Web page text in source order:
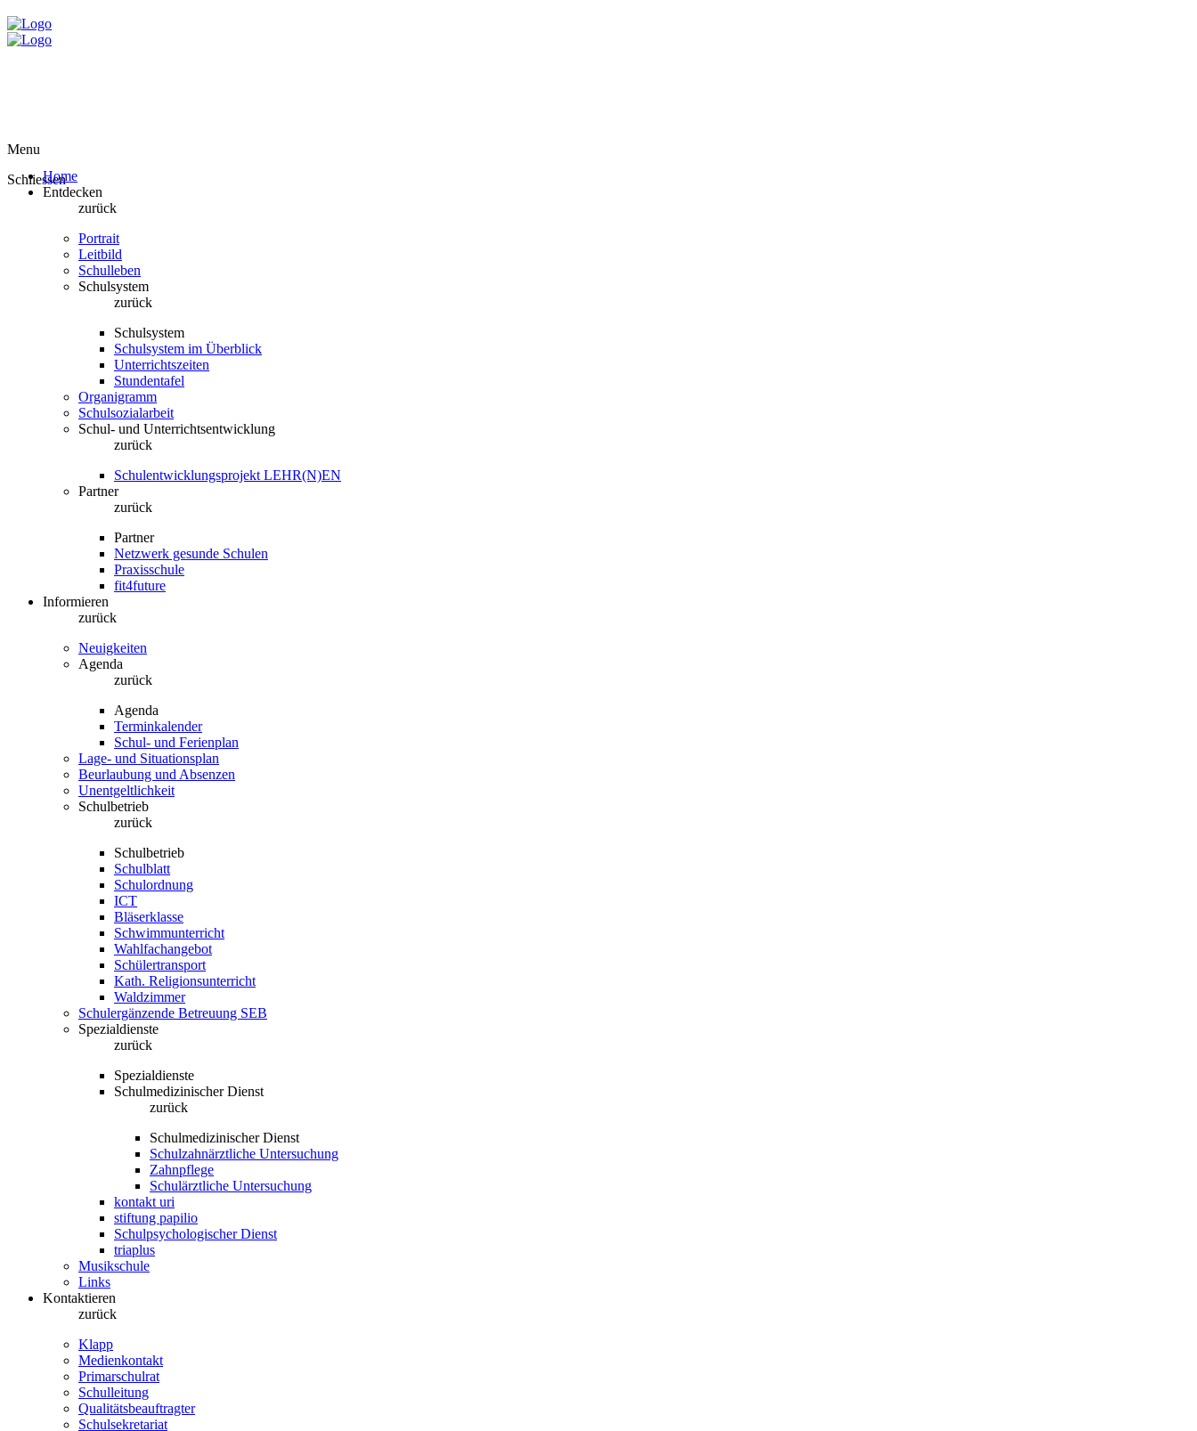
Menu
Schliessen
Home
Entdecken
zurück
Portrait
Leitbild
Schulleben
Schulsystem
zurück
Schulsystem
Schulsystem im Überblick
Unterrichtszeiten
Stundentafel
Organigramm
Schulsozialarbeit
Schul- und Unterrichtsentwicklung
zurück
Schulentwicklungsprojekt LEHR(N)EN
Partner
zurück
Partner
Netzwerk gesunde Schulen
Praxisschule
fit4future
Informieren
zurück
Neuigkeiten
Agenda
zurück
Agenda
Terminkalender
Schul- und Ferienplan
Lage- und Situationsplan
Beurlaubung und Absenzen
Unentgeltlichkeit
Schulbetrieb
zurück
Schulbetrieb
Schulblatt
Schulordnung
ICT
Bläserklasse
Schwimmunterricht
Wahlfachangebot
Schülertransport
Kath. Religionsunterricht
Waldzimmer
Schulergänzende Betreuung SEB
Spezialdienste
zurück
Spezialdienste
Schulmedizinischer Dienst
zurück
Schulmedizinischer Dienst
Schulzahnärztliche Untersuchung
Zahnpflege
Schulärztliche Untersuchung
kontakt uri
stiftung papilio
Schulpsychologischer Dienst
triaplus
Musikschule
Links
Kontaktieren
zurück
Klapp
Medienkontakt
Primarschulrat
Schulleitung
Qualitätsbeauftragter
Schulsekretariat